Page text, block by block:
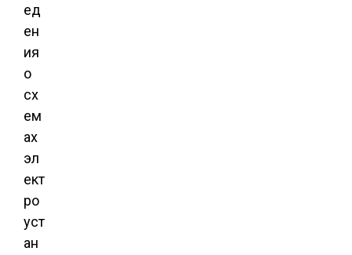
ед
ен
ия
о
сх
ем
ах
эл
ект
ро
уст
ан